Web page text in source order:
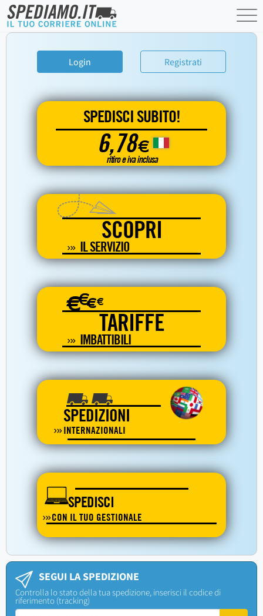
Login Registrati
SPEDISCI SUBITO!
6,78€
ritiro e iva inclusa
SCOPRI
IL SERVIZIO
€€€€
TARIFFE
IMBATTIBILI
SPEDIZIONI
INTERNAZIONALI
SPEDISCI
CON IL TUO GESTIONALE
SEGUI LA SPEDIZIONE
Controlla lo stato della tua spedizione, inserisci il codice di
riferimento (tracking)